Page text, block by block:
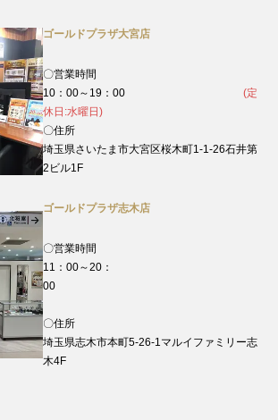
ゴールドプラザ大宮店
〇営業時間
10：00～19：00 (定
休日:水曜日)
〇住所
埼玉県さいたま市大宮区桜木町1-1-26石井第
2ビル1F
ゴールドプラザ志木店
〇営業時間
11：00～20：
00
〇住所
埼玉県志木市本町5-26-1マルイファミリー志
木4F